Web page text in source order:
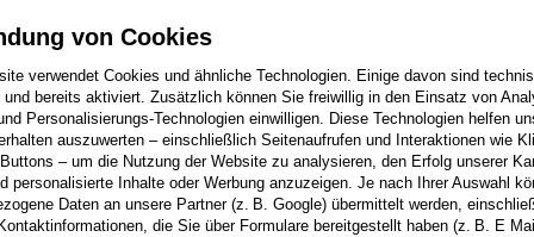
E-Prix, 5. Lauf zur ABB FIA Formel-E-Meisterschaft
von Cookies
verwendet Cookies und ähnliche Technologien. Einige davon sind
und bereits aktiviert. Zusätzlich können Sie freiwillig in den Einsatz von
Personalisierungs-Technologien einwilligen. Diese Technologien helfen
auszuwerten – einschließlich Seitenaufrufen und Interaktionen wie
– um die Nutzung der Website zu analysieren, den Erfolg unserer
personalisierte Inhalte oder Werbung anzuzeigen. Je nach Ihrer Auswahl
Daten an unsere Partner (z. B. Google) übermittelt werden,
die Sie über Formulare bereitgestellt haben (z. B. E